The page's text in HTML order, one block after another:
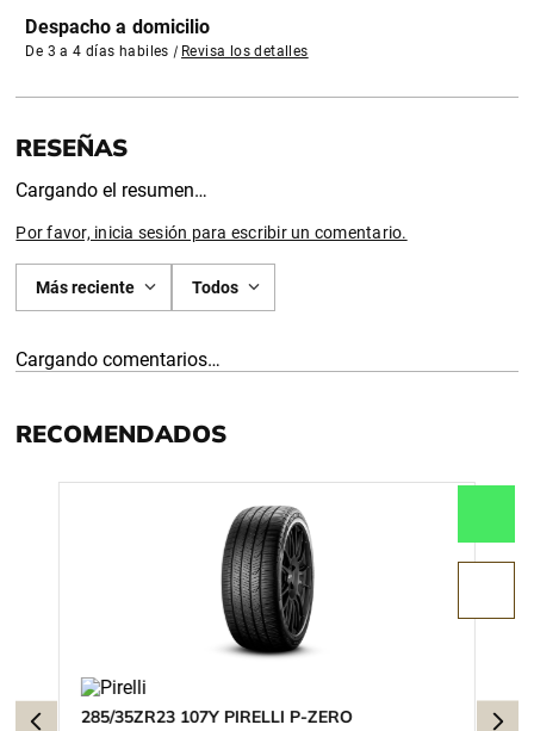
Despacho a domicilio
De 3 a 4 días habiles | Revisa los detalles
Cargando el resumen…
Por favor, inicia sesión para escribir un comentario.
Más reciente Todos
Cargando comentarios…
RECOMENDADOS
285/35ZR23 107Y PIRELLI P-ZERO